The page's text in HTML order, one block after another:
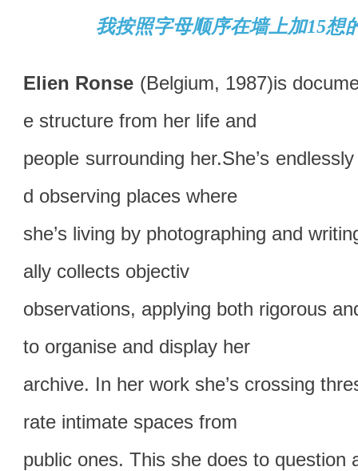
我按照字母顺序在墙上加15想
Elien Ronse (Belgium, 1987)is
e structure from her life and
people surrounding her.She’s
d observing places where
she’s living by photographing and
ally collects objectiv
observations, applying both rigorous
to organise and display her
archive. In her work she’s crossing
rate intimate spaces from
public ones. This she does to question